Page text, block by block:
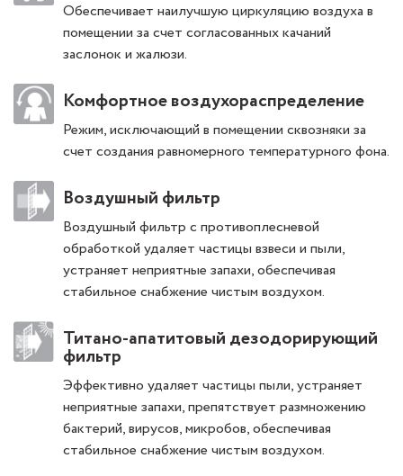
Обеспечивает наилучшую циркуляцию воздуха в
помещении за счет согласованных качаний
заслонок и жалюзи.
Комфортное воздухораспределение
Режим, исключающий в помещении сквозняки за
счет создания равномерного температурного фона.
Воздушный фильтр
Воздушный фильтр с противоплесневой
обработкой удаляет частицы взвеси и пыли,
устраняет неприятные запахи, обеспечивая
стабильное снабжение чистым воздухом.
Титано-апатитовый дезодорирующий
фильтр
Эффективно удаляет частицы пыли, устраняет
неприятные запахи, препятствует размножению
бактерий, вирусов, микробов, обеспечивая
стабильное снабжение чистым воздухом.